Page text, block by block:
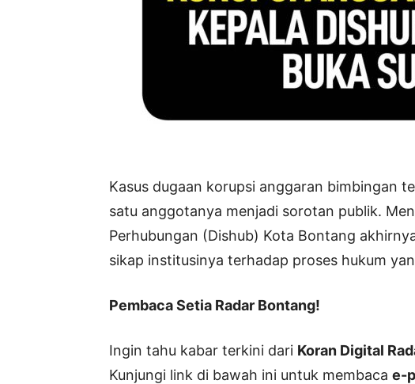
Kasus dugaan korupsi anggaran bimbingan
satu anggotanya menjadi sorotan publik.
Perhubungan (Dishub) Kota Bontang
sikap institusinya terhadap proses hukum
Pembaca Setia Radar Bontang!
Ingin tahu kabar terkini dari Koran Digital
Kunjungi link di bawah ini untuk membaca e-